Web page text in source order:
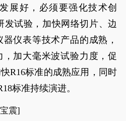
展好，必须要强化技术创
发试验，加快网络切片、边
仪表等技术产品的成熟，
加大毫米波试验力度，促
R16标准的成熟应用，同时
标准持续演进。
震]